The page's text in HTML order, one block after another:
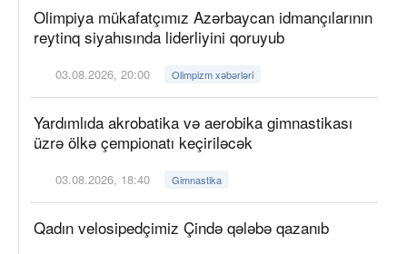
Olimpiya mükafatçımız Azərbaycan idmançılarının
reytinq siyahısında liderliyini qoruyub
03.08.2026, 20:00 Olimpizm xəbərləri
Yardımlıda akrobatika və aerobika gimnastikası
üzrə ölkə çempionatı keçiriləcək
03.08.2026, 18:40 Gimnastika
Qadın velosipedçimiz Çində qələbə qazanıb